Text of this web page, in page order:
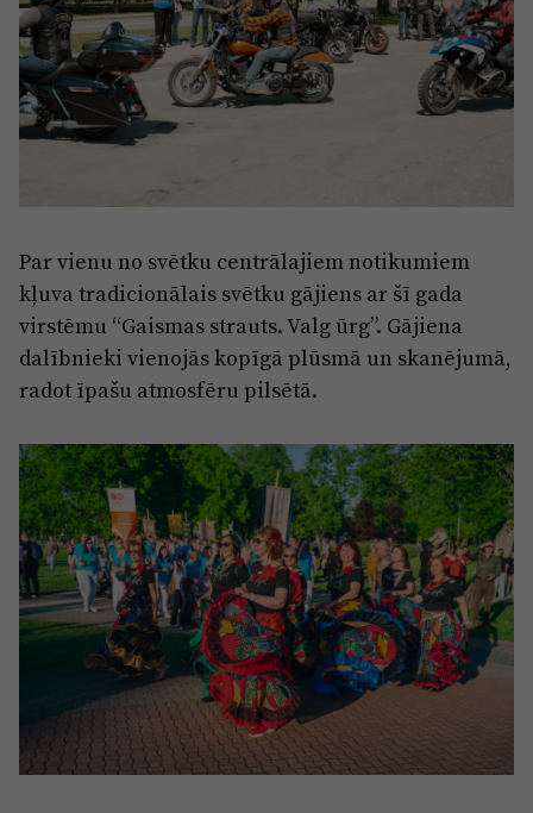
Par vienu no svētku centrālajiem notikumiem
kļuva tradicionālais svētku gājiens ar šī gada
virstēmu “Gaismas strauts. Valg ūrg”. Gājiena
dalībnieki vienojās kopīgā plūsmā un skanējumā,
radot īpašu atmosfēru pilsētā.